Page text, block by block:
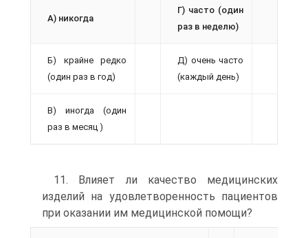
А) никогда
Г) часто (один
раз в неделю)
Б) крайне редко
(один раз в год)
Д) очень часто
(каждый день)
В) иногда (один
раз в месяц )
11. Влияет ли качество медицинских
изделий на удовлетворенность пациентов
при оказании им медицинской помощи?